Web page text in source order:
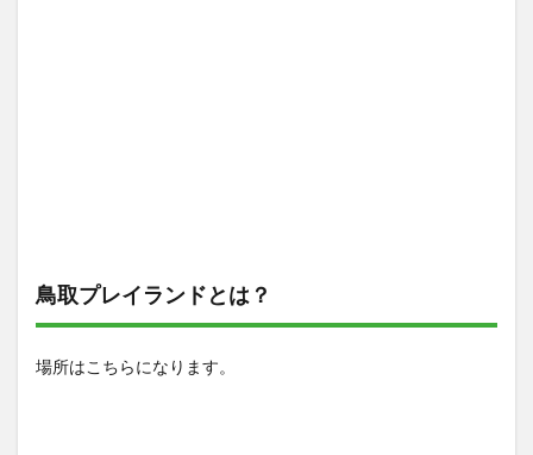
鳥取プレイランドとは？
場所はこちらになります。